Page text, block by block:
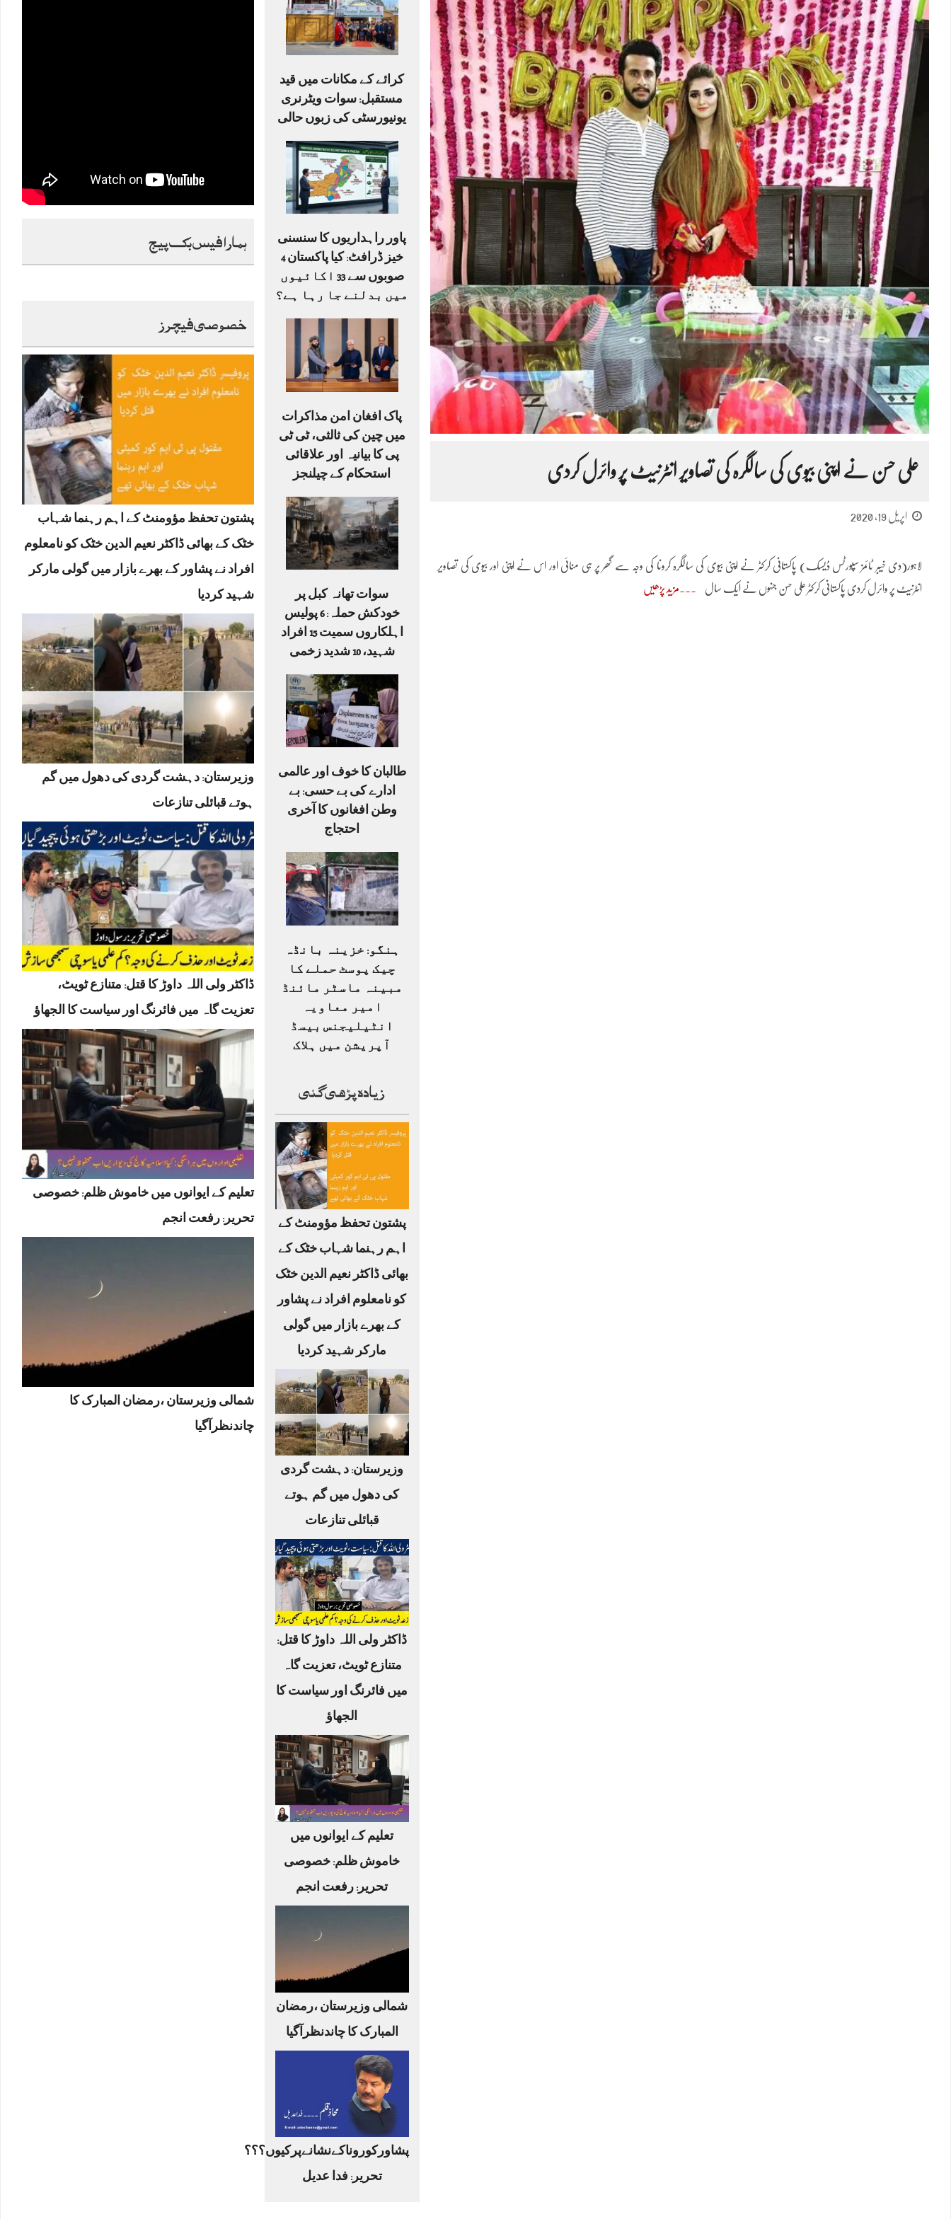
ہمارا فیس بک پیج
خصوصی فیچرز
پشتون تحفظ مؤومنٹ کے اہم رہنما شہاب
خٹک کے بھائی ڈاکٹر نعیم الدین خٹک کو نامعلوم
افراد نے پشاور کے بھرے بازار میں گولی مارکر
شہید کردیا
وزیرستان: دہشت گردی کی دھول میں گم
ہوتے قبائلی تنازعات
ڈاکٹر ولی اللہ داوڑ کا قتل: متنازع ٹویٹ،
تعزیت گاہ میں فائرنگ اور سیاست کا الجھاؤ
تعلیم کے ایوانوں میں خاموش ظلم: خصوصی
تحریر: رفعت انجم
شمالی وزیرستان ،رمضان المبارک کا
چاندنظرآگیا
کرائے کے مکانات میں قید
مستقبل: سوات ویٹرنری
یونیورسٹی کی زبوں حالی
پاور راہداریوں کا سنسنی
خیز ڈرافٹ: کیا پاکستان 4
صوبوں سے 33 اکائیوں
میں بدلنے جا رہا ہے؟
پاک افغان امن مذاکرات
میں چین کی ثالثی، ٹی ٹی
پی کا بیانیہ اور علاقائی
استحکام کے چیلنجز
سوات تھانہ کبل پر
خودکش حملہ: 6 پولیس
اہلکاروں سمیت 15 افراد
شہید، 10 شدید زخمی
طالبان کا خوف اور عالمی
ادارے کی بے حسی: بے
وطن افغانوں کا آخری
احتجاج
ہنگو: خزینہ بانڈہ
چیک پوسٹ حملے کا
مبینہ ماسٹر مائنڈ
امیر معاویہ
انٹیلیجنس بیسڈ
آپریشن میں ہلاک
زیادہ پڑھی گئی
پشتون تحفظ مؤومنٹ کے
اہم رہنما شہاب خٹک کے
بھائی ڈاکٹر نعیم الدین خٹک
کو نامعلوم افراد نے پشاور
کے بھرے بازار میں گولی
مارکر شہید کردیا
وزیرستان: دہشت گردی
کی دھول میں گم ہوتے
قبائلی تنازعات
ڈاکٹر ولی اللہ داوڑ کا قتل:
متنازع ٹویٹ، تعزیت گاہ
میں فائرنگ اور سیاست کا
الجھاؤ
تعلیم کے ایوانوں میں
خاموش ظلم: خصوصی
تحریر: رفعت انجم
شمالی وزیرستان ،رمضان
المبارک کا چاندنظرآگیا
پشاورکوروناکےنشانےپرکیوں؟؟؟
تحریر: فدا عدیل
علی حسن نے اپنی بیوی کی سالگرہ کی تصاویر انٹرنیٹ پر وائرل کردی
اپریل 19, 2020
لاہور(دی خیبر ٹائمز سپورٹس ڈیسک) پاکستانی کرکٹر نے اپنی بیوی کی سالگرہ کرونا کی وجہ سے گھر پر ہی منائی اور اس نے اپنی اور بیوی کی تصاویر
انٹرنیٹ پر وائرل کردی پاکستانی کرکٹر علی حسن جنہوں نے ایک سال مزید پڑھیں